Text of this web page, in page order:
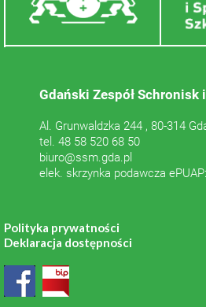
Gdański Zespół Schronisk
Al. Grunwaldzka 244 , 80-314
tel. 48 58 520 68 50
biuro@ssm.gda.pl
elek. skrzynka podawcza
Polityka prywatności
Deklaracja dostępności